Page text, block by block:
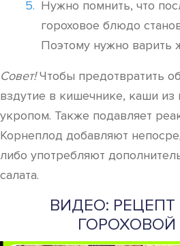
Нужно помнить, что
гороховое блюдо
Поэтому нужно варить
Совет!Чтобы предотвратить
вздутие в кишечнике, каши из
укропом. Также подавляет
Корнеплод добавляют
либо употребляют
салата.
ВИДЕО: